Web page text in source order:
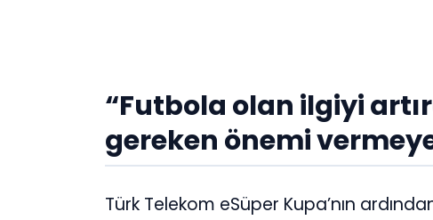
“Futbola olan ilgiyi
gereken önemi
Türk Telekom eSüper Kupa’nın